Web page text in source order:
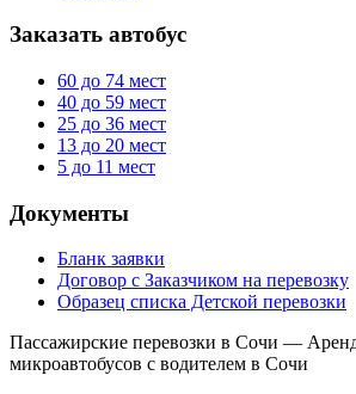
Заказать автобус
60 до 74 мест
40 до 59 мест
25 до 36 мест
13 до 20 мест
5 до 11 мест
Документы
Бланк заявки
Договор с Заказчиком на перевозку
Образец списка Детской перевозки
Пассажирские перевозки в Сочи —
микроавтобусов с водителем в Сочи